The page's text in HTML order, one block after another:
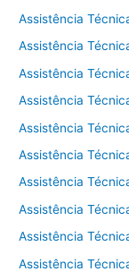
Assistência
Assistência
Assistência
Assistência
Assistência
Assistência
Assistência
Assistência
Assistência
Assistência